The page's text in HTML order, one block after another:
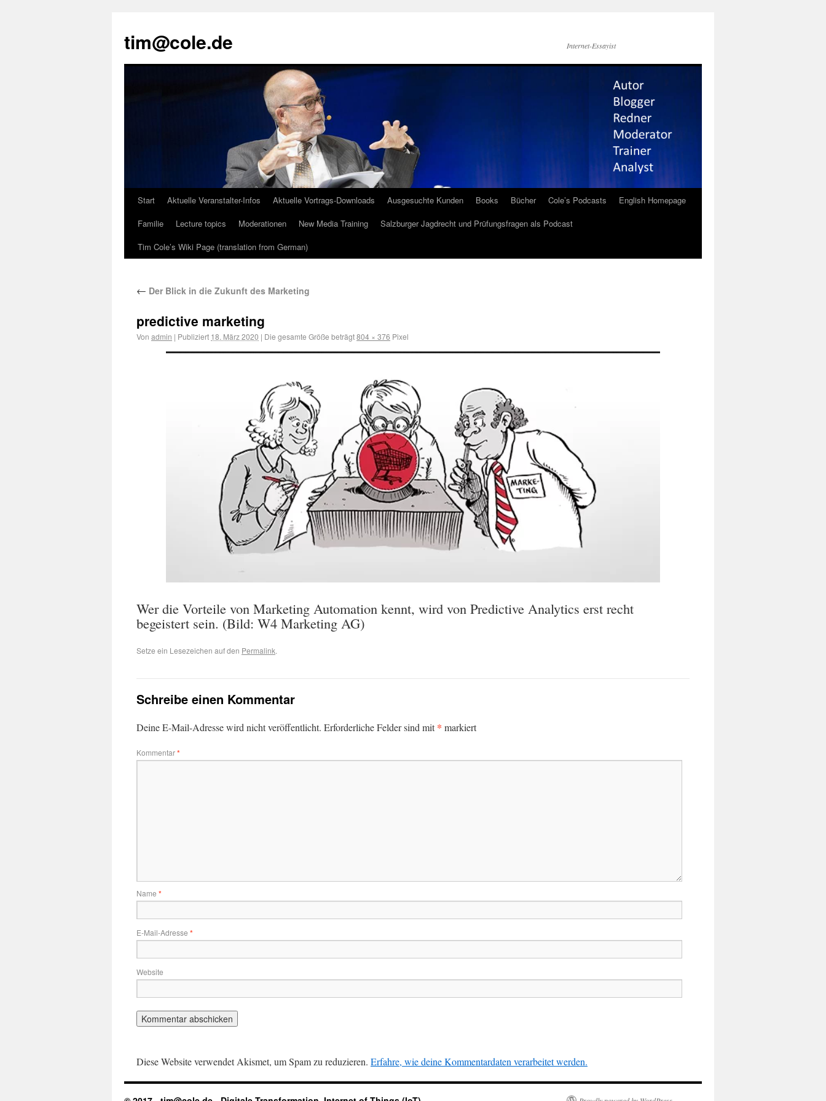
tim@cole.de Internet-Essayist
Start Aktuelle Veranstalter-Infos Aktuelle Vortrags-Downloads Ausgesuchte Kunden Books Bücher Cole’s Podcasts
English Homepage
Familie
Lecture topics Moderationen New Media Training
Salzburger Jagdrecht und Prüfungsfragen als Podcast
Tim Cole’s Wiki Page (translation from German)
← Der Blick in die Zukunft des Marketing
predictive marketing
Von admin | Publiziert 18. März 2020 | Die gesamte Größe beträgt804 × 376 Pixel
Wer die Vorteile von Marketing Automation kennt, wird von Predictive Analytics erst recht
begeistert sein. (Bild: W4 Marketing AG)
Setze ein Lesezeichen auf den Permalink.
Schreibe einen Kommentar
Deine E-Mail-Adresse wird nicht veröffentlicht. Erforderliche Felder sind mit* markiert
Kommentar*
Name *
E-Mail-Adresse *
Website
Diese Website verwendet Akismet, um Spam zu reduzieren. Erfahre, wie deine Kommentardaten verarbeitet werden.